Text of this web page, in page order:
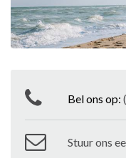
Bel ons op:
Stuur ons